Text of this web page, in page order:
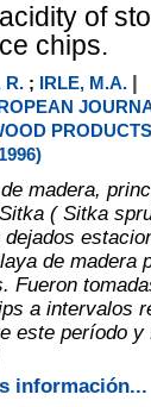
of
chips.
R. ; IRLE, M.A. |
madera,
( Sitka
dejados
de madera
Fueron
a intervalos
este período y
información...